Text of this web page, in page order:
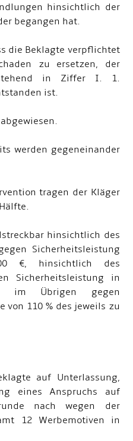
hinsichtlich der
begangen hat.
die Beklagte verpflichtet
zu ersetzen, der
in Ziffer I. 1.
ist.
werden gegeneinander
tragen der Kläger
hinsichtlich des
Sicherheitsleistung
€, hinsichtlich des
Sicherheitsleistung in
im Übrigen gegen
von 110 % des jeweils zu
auf Unterlassung,
eines Anspruchs auf
nach wegen der
12 Werbemotiven in